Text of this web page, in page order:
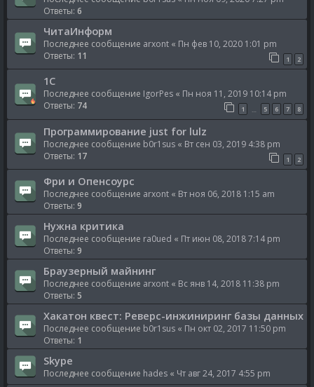
Ответы: 6
ЧитаИнформ
Последнее сообщение arxont « Пн фев 10, 2020 1:01 pm
Ответы: 11 1 2
1C
Последнее сообщение IgorPes « Пн ноя 11, 2019 10:14 pm
Ответы: 74 1 5 6 7 8
Программирование just for lulz
Последнее сообщение b0r1sus « Вт сен 03, 2019 4:38 pm
Ответы: 17 1 2
Фри и Опенсоурс
Последнее сообщение arxont « Вт ноя 06, 2018 1:15 am
Ответы: 9
Нужна критика
Последнее сообщение ra0ued « Пт июн 08, 2018 7:14 pm
Ответы: 9
Браузерный майнинг
Последнее сообщение arxont « Вс янв 14, 2018 11:38 pm
Ответы: 5
Хакатон квест: Реверс-инжиниринг базы данных
Последнее сообщение b0r1sus « Пн окт 02, 2017 11:50 pm
Ответы: 1
Skype
Последнее сообщение hades « Чт авг 24, 2017 4:55 pm